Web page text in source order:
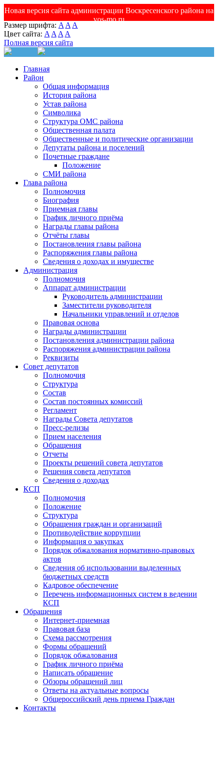
Новая версия сайта администрации Воскресенского района на
vos-mo.ru
Размер шрифта: A A A
Цвет сайта: A A A A
Полная версия сайта
Главная
Район
Общая информация
История района
Устав района
Символика
Структура ОМС района
Общественная палата
Общественные и политические организации
Депутаты района и поселений
Почетные граждане
Положение
СМИ района
Глава района
Полномочия
Биография
Приемная главы
График личного приёма
Награды главы района
Отчёты главы
Постановления главы района
Распоряжения главы района
Сведения о доходах и имуществе
Администрация
Полномочия
Аппарат администрации
Руководитель администрации
Заместители руководителя
Начальники управлений и отделов
Правовая основа
Награды администрации
Постановления администрации района
Распоряжения администрации района
Реквизиты
Совет депутатов
Полномочия
Структура
Состав
Состав постоянных комиссий
Регламент
Награды Совета депутатов
Пресс-релизы
Прием населения
Обращения
Отчеты
Проекты решений совета депутатов
Решения совета депутатов
Сведения о доходах
КСП
Полномочия
Положение
Структура
Обращения граждан и организаций
Противодействие коррупции
Информация о закупках
Порядок обжалования нормативно-правовых
актов
Сведения об использовании выделенных
бюджетных средств
Кадровое обеспечение
Перечень информационных систем в ведении
КСП
Обращения
Интернет-приемная
Правовая база
Схема рассмотрения
Формы обращений
Порядок обжалования
График личного приёма
Написать обращение
Обзоры обращений лиц
Ответы на актуальные вопросы
Общероссийский день приема Граждан
Контакты